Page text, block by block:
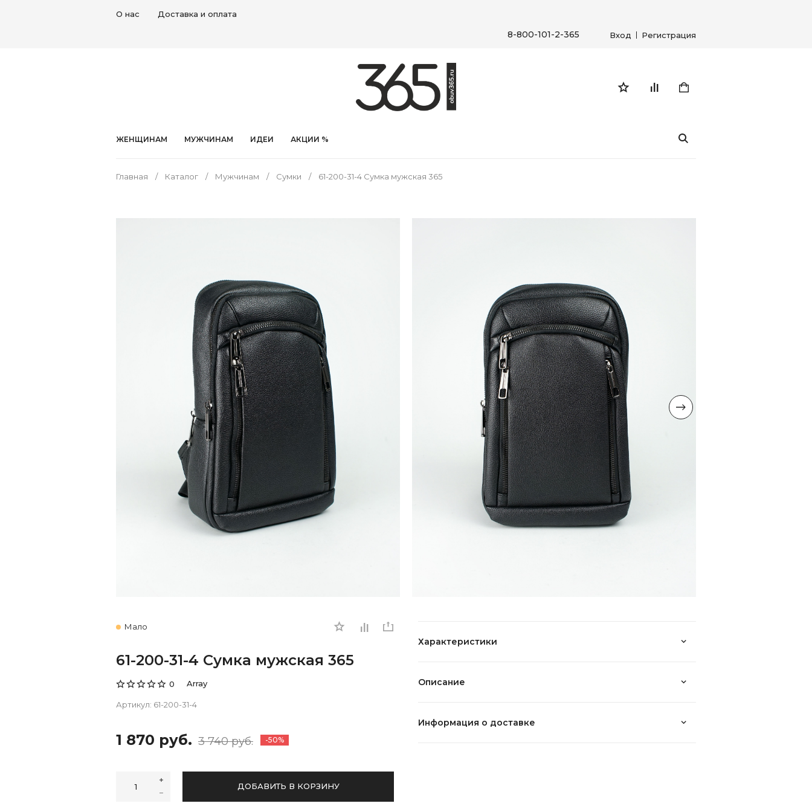
О нас Доставка и оплата
8-800-101-2-365 Вход Регистрация
ЖЕНЩИНАМ МУЖЧИНАМ ИДЕИ АКЦИИ %
Главная Каталог Мужчинам Сумки 61-200-31-4 Сумка мужская 365
Мало
61-200-31-4 Сумка мужская 365
0 Array
Артикул: 61-200-31-4
1 870 руб. 3 740 руб. -50%
ДОБАВИТЬ В КОРЗИНУ
Характеристики
Описание
Информация о доставке